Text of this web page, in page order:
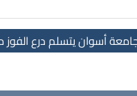
أسوان يتسلم درع الفوز